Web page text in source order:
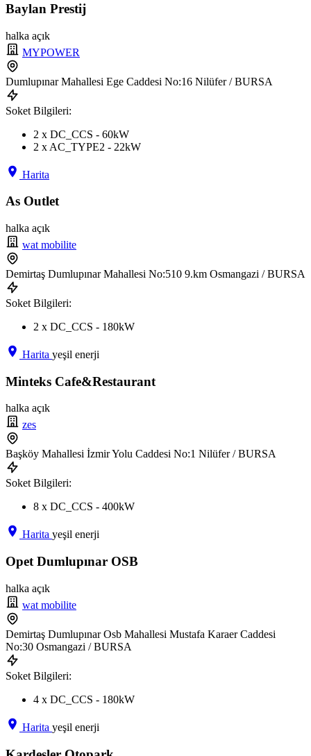
Baylan Prestij
halka açık
MYPOWER
Dumlupınar Mahallesi Ege Caddesi No:16 Nilüfer / BURSA
Soket Bilgileri:
2 x DC_CCS - 60kW
2 x AC_TYPE2 - 22kW
Harita
As Outlet
halka açık
wat mobilite
Demirtaş Dumlupınar Mahallesi No:510 9.km Osmangazi / BURSA
Soket Bilgileri:
2 x DC_CCS - 180kW
Harita yeşil enerji
Minteks Cafe&Restaurant
halka açık
zes
Başköy Mahallesi İzmir Yolu Caddesi No:1 Nilüfer / BURSA
Soket Bilgileri:
8 x DC_CCS - 400kW
Harita yeşil enerji
Opet Dumlupınar OSB
halka açık
wat mobilite
Demirtaş Dumlupınar Osb Mahallesi Mustafa Karaer Caddesi
No:30 Osmangazi / BURSA
Soket Bilgileri:
4 x DC_CCS - 180kW
Harita yeşil enerji